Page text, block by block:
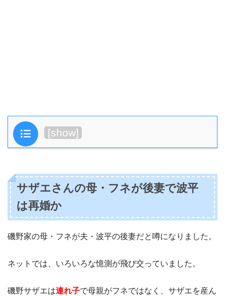
目次 [show]
サザエさんの母・フネが後妻で波平
は再婚か
磯野家の母・フネが夫・波平の後妻だと噂になりました。
ネットでは、いろいろな憶測が飛び交っていました。
磯野サザエは連れ子で母親がフネではなく、サザエを産ん